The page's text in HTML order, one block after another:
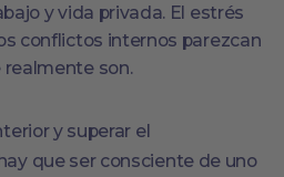
y vida privada. El estrés
conflictos internos parezcan
son.
y superar el
que ser consciente de uno